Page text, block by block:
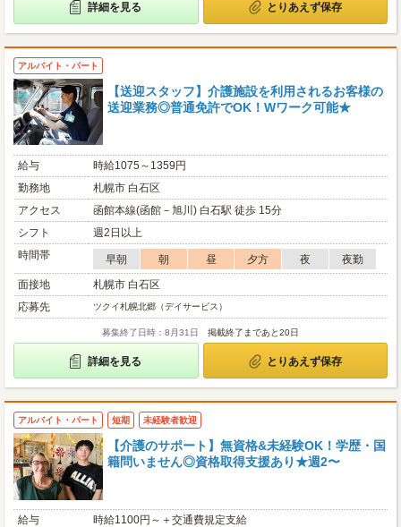
詳細を見る とりあえず保存
アルバイト・パート
【送迎スタッフ】介護施設を利用されるお客様の
送迎業務◎普通免許でOK！Wワーク可能★
給与
時給1075～1359円
勤務地
札幌市 白石区
アクセス
函館本線(函館－旭川) 白石駅 徒歩 15分
シフト
週2日以上
時間帯
早朝 朝 昼 夕方 夜
夜勤
面接地
札幌市 白石区
応募先
ツクイ札幌北郷（デイサービス）
募集終了日時：8月31日 掲載終了まであと20日
詳細を見る とりあえず保存
アルバイト・パート 短期 未経験者歓迎
【介護のサポート】無資格&未経験OK！学歴・国
籍問いません◎資格取得支援あり★週2〜
給与
時給1100円～＋交通費規定支給